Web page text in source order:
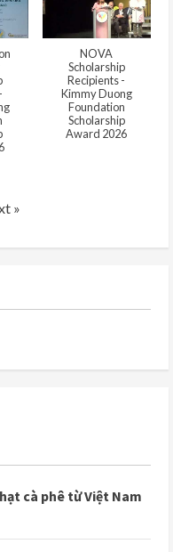
NOVA
Scholarship
Recipients -
Kimmy Duong
Foundation
Scholarship
Award 2026
»
cà phê từ Việt Nam